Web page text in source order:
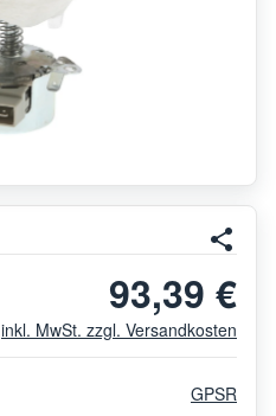
93,39 €
inkl. MwSt. zzgl. Versandkosten
GPSR